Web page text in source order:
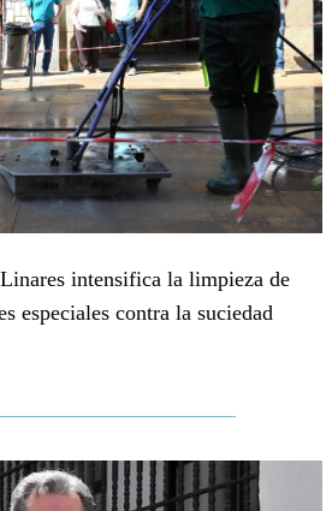
intensifica la limpieza de
especiales contra la suciedad